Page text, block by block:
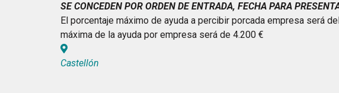
SE CONCEDEN POR ORDEN DE ENTRADA, FECHA PARA
El porcentaje máximo de ayuda a percibir porcada empresa será
máxima de la ayuda por empresa será de 4.200 €
Castellón